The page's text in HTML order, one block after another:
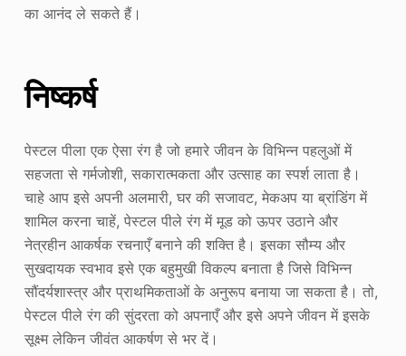
का आनंद ले सकते हैं।
निष्कर्ष
पेस्टल पीला एक ऐसा रंग है जो हमारे जीवन के विभिन्न पहलुओं में
सहजता से गर्मजोशी, सकारात्मकता और उत्साह का स्पर्श लाता है।
चाहे आप इसे अपनी अलमारी, घर की सजावट, मेकअप या ब्रांडिंग में
शामिल करना चाहें, पेस्टल पीले रंग में मूड को ऊपर उठाने और
नेत्रहीन आकर्षक रचनाएँ बनाने की शक्ति है। इसका सौम्य और
सुखदायक स्वभाव इसे एक बहुमुखी विकल्प बनाता है जिसे विभिन्न
सौंदर्यशास्त्र और प्राथमिकताओं के अनुरूप बनाया जा सकता है। तो,
पेस्टल पीले रंग की सुंदरता को अपनाएँ और इसे अपने जीवन में इसके
सूक्ष्म लेकिन जीवंत आकर्षण से भर दें।